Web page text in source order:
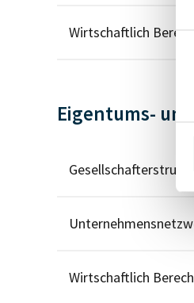
Wirtschaftlich
Eigentums-
Wirtschaftlich